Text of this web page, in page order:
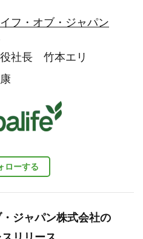
ローする
フ・オブ・ジャパン
社長 竹本エリ
ジャパン株式会社の